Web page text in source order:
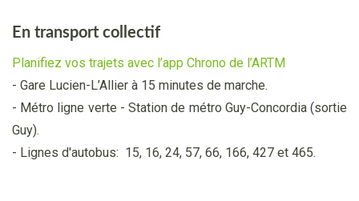
En transport collectif
Planifiez vos trajets avec l’app Chrono de l’ARTM
- Gare Lucien-L’Allier à 15 minutes de marche.
- Métro ligne verte - Station de métro Guy-Concordia (sortie
Guy).
- Lignes d'autobus: 15, 16, 24, 57, 66, 166, 427 et 465.